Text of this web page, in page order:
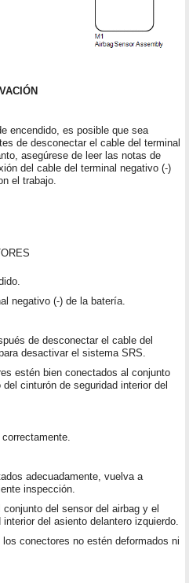
encendido, es posible que sea
de desconectar el cable del terminal
asegúrese de leer las notas de
del cable del terminal negativo (-)
el trabajo.
negativo (-) de la batería.
de desconectar el cable del
desactivar el sistema SRS.
estén bien conectados al conjunto
cinturón de seguridad interior del
adecuadamente, vuelva a
inspección.
del sensor del airbag y el
del asiento delantero izquierdo.
conectores no estén deformados ni